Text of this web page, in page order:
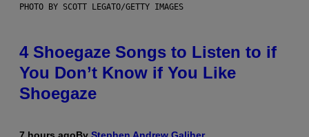
PHOTO BY SCOTT LEGATO/GETTY IMAGES
4 Shoegaze Songs to Listen to if
You Don’t Know if You Like
Shoegaze